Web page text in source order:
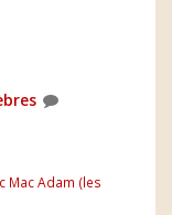
Mac Adam (les